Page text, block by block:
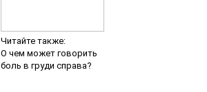
Читайте также:
О чем может говорить
боль в груди справа?